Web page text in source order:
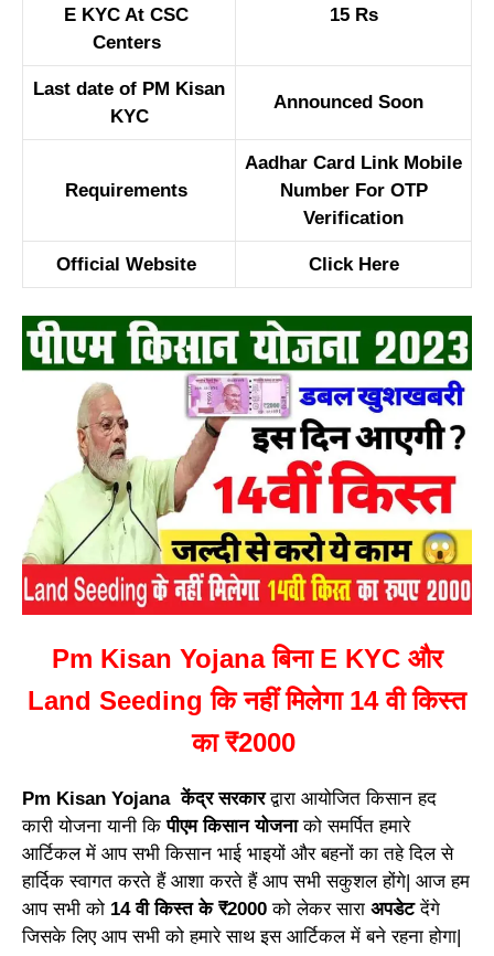
E KYC At CSC
Centers
15 Rs
Last date of PM Kisan
KYC
Announced Soon
Requirements
Aadhar Card Link Mobile
Number For OTP
Verification
Official Website Click Here
Pm Kisan Yojana बिना E KYC और
Land Seeding कि नहीं मिलेगा 14 वी किस्त
का ₹2000
Pm Kisan Yojana केंद्र सरकारद्वारा आयोजित किसान हद
कारी योजना यानी किपीएम किसान योजनाको समर्पित हमारे
आर्टिकल में आप सभी किसान भाई भाइयों और बहनों का तहे दिल से
हार्दिक स्वागत करते हैं आशा करते हैं आप सभी सकुशल होंगे| आज हम
आप सभी को 14 वी किस्त के ₹2000को लेकर सारा अपडेटदेंगे
जिसके लिए आप सभी को हमारे साथ इस आर्टिकल में बने रहना होगा|